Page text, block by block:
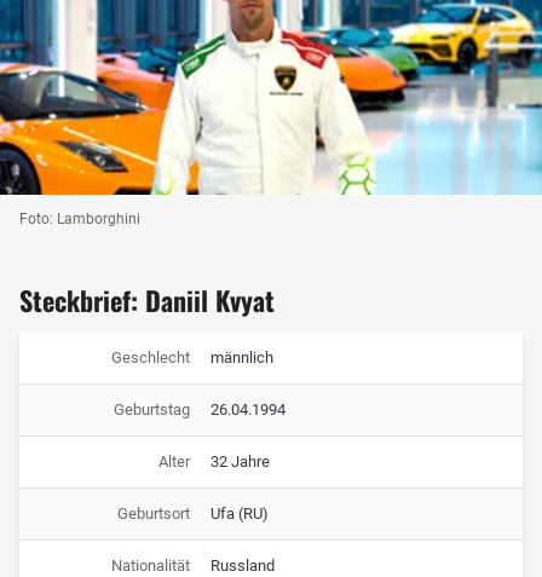
Foto: Lamborghini
Steckbrief: Daniil Kvyat
Geschlecht männlich
Geburtstag 26.04.1994
Alter 32 Jahre
Geburtsort Ufa (RU)
Nationalität Russland